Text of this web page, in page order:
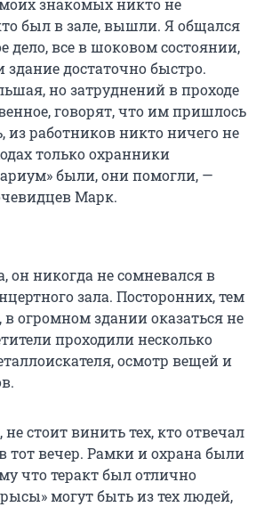
знакомых никто не
был в зале, вышли. Я общался
дело, все в шоковом состоянии,
достаточно быстро.
но затруднений в проходе
говорят, что им пришлось
работников никто ничего не
только охранники
были, они помогли, —
Марк.
он никогда не сомневался в
зала. Посторонних, тем
в огромном здании оказаться не
проходили несколько
осмотр вещей и
стоит винить тех, кто отвечал
тот вечер. Рамки и охрана были
что теракт был отлично
могут быть из тех людей,